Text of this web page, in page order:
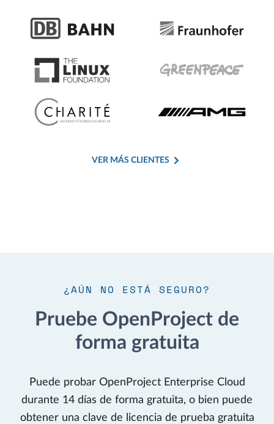
VER MÁS CLIENTES
¿AÚN NO ESTÁ SEGURO?
Pruebe OpenProject de
forma gratuita
Puede probar OpenProject Enterprise Cloud
durante 14 días de forma gratuita, o bien puede
obtener una clave de licencia de prueba gratuita